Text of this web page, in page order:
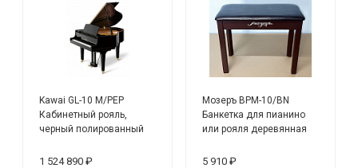
Kawai GL-10 M/PEP
Кабинетный рояль,
черный полированный
1 524 890 ₽
Мозеръ BPM-10/BN
Банкетка для пианино
или рояля деревянная
5 910 ₽